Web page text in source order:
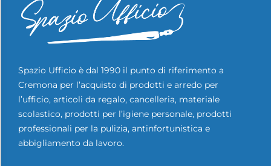
Spazio Ufficio è dal 1990 il punto di riferimento a
Cremona per l’acquisto di prodotti e arredo per
l’ufficio, articoli da regalo, cancelleria, materiale
scolastico, prodotti per l’igiene personale, prodotti
professionali per la pulizia, antinfortunistica e
abbigliamento da lavoro.